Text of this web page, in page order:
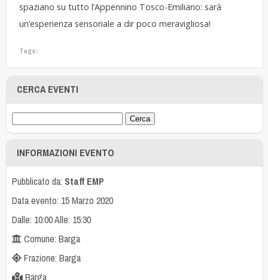
spaziano su tutto l’Appennino Tosco-Emiliano: sarà
un’esperienza sensoriale a dir poco meravigliosa!
Tags:
CERCA EVENTI
INFORMAZIONI EVENTO
Pubblicato da: Staff EMP
Data evento: 15 Marzo 2020
Dalle: 10:00 Alle: 15:30
Comune: Barga
Frazione: Barga
Barga